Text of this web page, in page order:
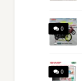
0
0